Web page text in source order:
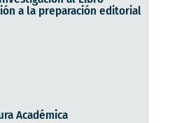
a la preparación editorial
Académica